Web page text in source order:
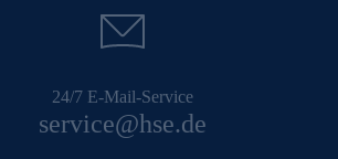
24/7 E-Mail-Service
service@hse.de